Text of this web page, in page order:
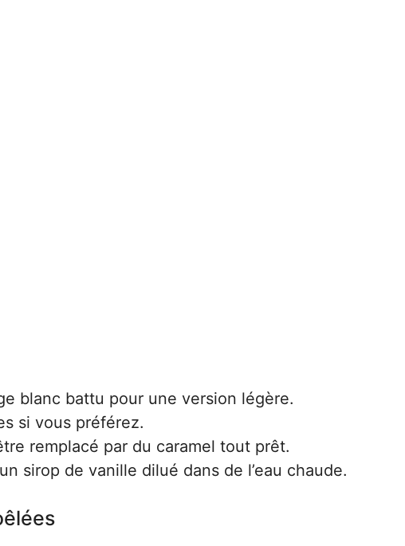
blanc battu pour une version légère.
si vous préférez.
remplacé par du caramel tout prêt.
sirop de vanille dilué dans de l’eau chaude.